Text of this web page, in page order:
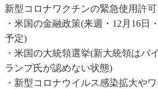
新型コロナワクチンの緊急使用許
・米国の金融政策(来週・12月16日
予定)
・米国の大統領選挙(新大統領はバ
ランプ氏が認めない状態)
・新型コロナウイルス感染拡大や